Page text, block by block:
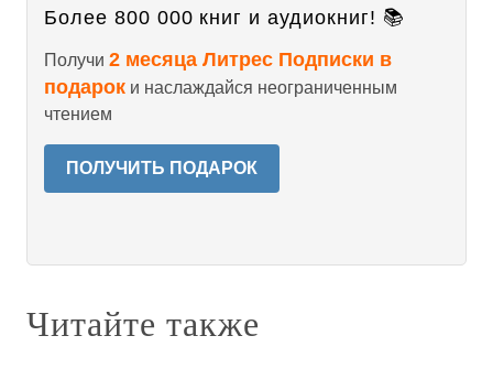
Более 800 000 книг и аудиокниг! 📚
Получи 2 месяца Литрес Подписки в
подарок и наслаждайся неограниченным
чтением
ПОЛУЧИТЬ ПОДАРОК
Читайте также